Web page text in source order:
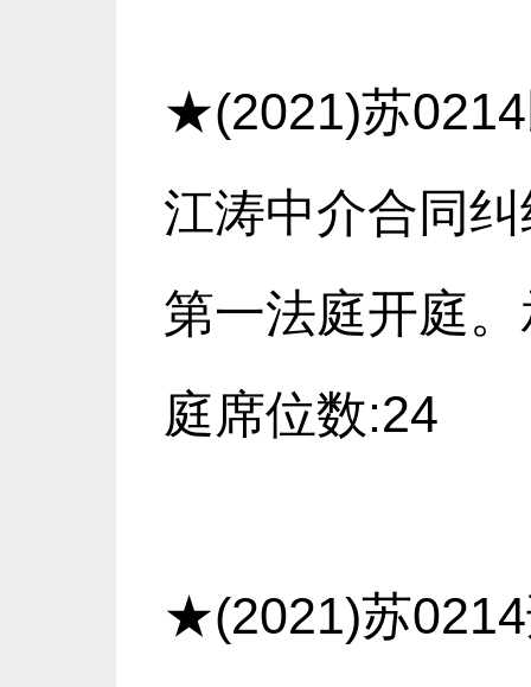
★(2021)苏
江涛中介合同
第一法庭开庭
庭席位数:24
★(2021)苏